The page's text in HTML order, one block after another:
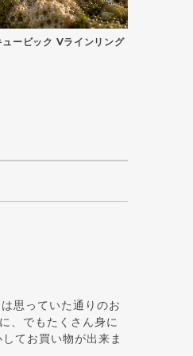
ービック Vラインリング
思っていた通りのお
、でもたくさん身に
てお買い物が出来ま